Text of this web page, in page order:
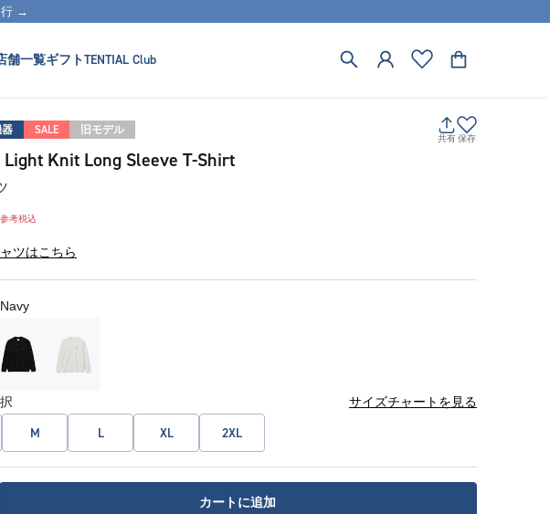
行 →
舗一覧ギフトTENTIAL Club
SALE 旧モデル
共有保存
Light Knit Long Sleeve T-Shirt
参考税込
ツはこちら
Navy
サイズチャートを見る
M L XL 2XL
カートに追加